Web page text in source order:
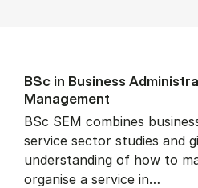
BSc in Busi­ness
Man­age­ment
BSc SEM combines
service sector studies and
understanding of how to
organise a service in…